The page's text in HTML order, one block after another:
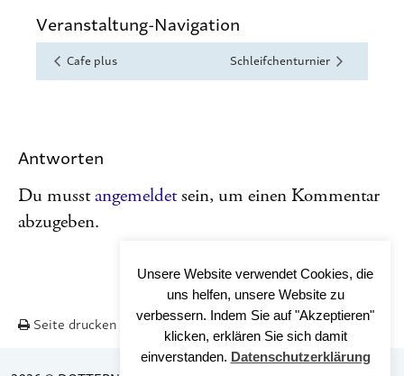
Veranstaltung-Navigation
Cafe plus Schleifchenturnier
Antworten
Du musstangemeldetsein, um einen Kommentar
abzugeben.
Seite drucken Nach OBEN
Unsere Website verwendet Cookies, die
uns helfen, unsere Website zu
verbessern. Indem Sie auf "Akzeptieren"
klicken, erklären Sie sich damit
einverstanden. Datenschutzerklärung